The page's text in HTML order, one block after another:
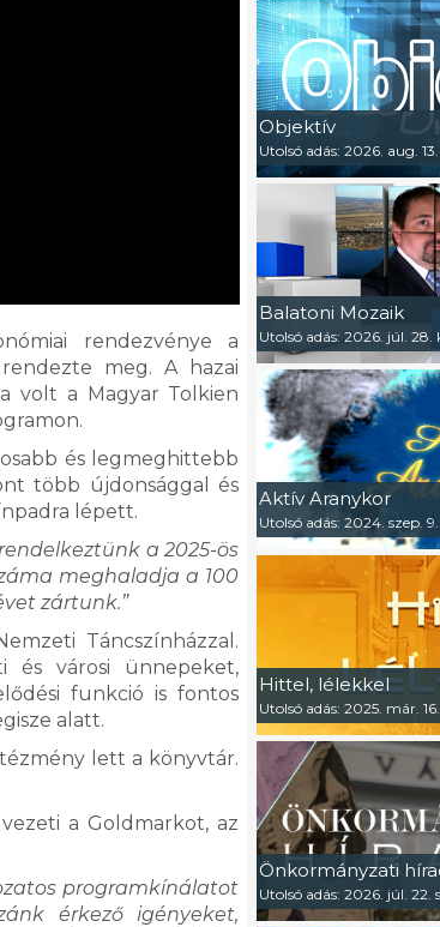
rendezvénye a
meg. A hazai
volt a Magyar Tolkien
és legmeghittebb
több újdonsággal és
lépett.
a 2025-ös
meghaladja a 100
zártunk.”
Táncszínházzal.
és városi ünnepeket,
funkció is fontos
alatt.
lett a könyvtár.
a Goldmarkot, az
programkínálatot
érkező igényeket,
Objektív
Utolsó adás: 2026. aug.
Balatoni Mozaik
Utolsó adás: 2026. júl. 28.
Aktív Aranykor
Utolsó adás: 2024. szep.
Hittel, lélekkel
Utolsó adás: 2025. már.
Önkormányzati
Utolsó adás: 2026. júl. 22.